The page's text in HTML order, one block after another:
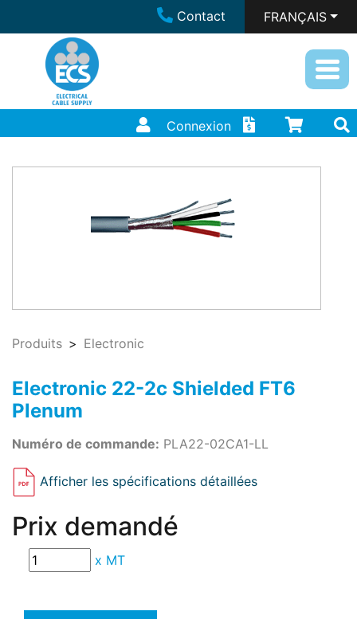
Contact FRANÇAIS
Connexion
Produits Electronic
Electronic 22-2c Shielded FT6
Plenum
Numéro de commande: PLA22-02CA1-LL
Afficher les spécifications détaillées
Prix demandé
x MT